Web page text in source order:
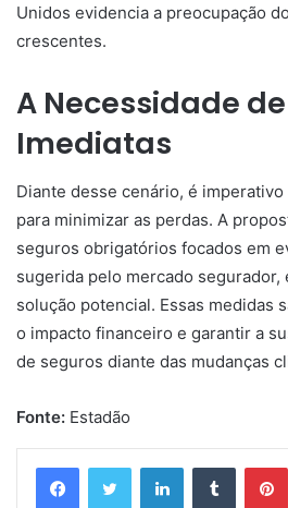
Unidos evidencia a preocupação
crescentes.
A Necessidade
Imediatas
Diante desse cenário, é
para minimizar as perdas. A
seguros obrigatórios focados em
sugerida pelo mercado segurador,
solução potencial. Essas medidas
o impacto financeiro e garantir a
de seguros diante das mudanças
Fonte: Estadão